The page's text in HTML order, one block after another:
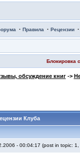
· Правила · Рецензии
Блокировка
обсуждение книг->
Клуба
- 00:04:17 (post in topic: 1,